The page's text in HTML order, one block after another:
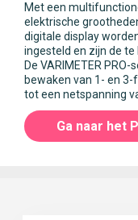
Met een
elektrische
digitale display
ingesteld en zijn de
De VARIMETER
bewaken van 1- en
tot een netspanning
Ga naar het